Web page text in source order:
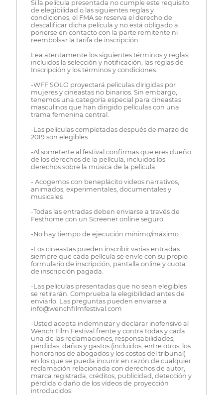
Si la película presentada no cumple este requisito
de elegibilidad o las siguientes reglas y
condiciones, el FMA se reserva el derecho de
descalificar dicha película y no está obligado a
ponerse en contacto con la parte remitente ni
reembolsar la tarifa de inscripción.
Lea atentamente los siguientes términos y reglas,
incluidos la selección y notificación, las reglas de
Inscripción y los términos y condiciones.
-WFF SOLO proyectará películas dirigidas por
mujeres y cineastas no binarios. Sin embargo,
tenemos una categoría especial para cineastas
masculinos que han dirigido películas con una
trama femenina central.
-Las películas completadas después de marzo de
2019 son elegibles.
-Al someterte al festival confirmas que eres dueño
de los derechos de la película, incluidos los
derechos sobre la música de la película.
- Acogemos con beneplácito videos narrativos,
animados, experimentales, documentales y
musicales
-Todas las entradas deben enviarse a través de
Festhome con un Screener online seguro.
-No hay tiempo de ejecución mínimo/máximo.
-Los cineastas pueden inscribir varias entradas
siempre que cada película se envíe con su propio
formulario de inscripción, pantalla online y cuota
de inscripción pagada.
-Las películas presentadas que no sean elegibles
se retirarán. Comprueba la elegibilidad antes de
enviarlo. Las preguntas pueden enviarse a
info@wenchfilmfestival.com
-Usted acepta indemnizar y declarar inofensivo al
Wench Film Festival frente y contra todas y cada
una de las reclamaciones, responsabilidades,
pérdidas, daños y gastos (incluidos, entre otros, los
honorarios de abogados y los costos del tribunal)
en los que se pueda incurrir en razón de cualquier
reclamación relacionada con derechos de autor,
marca registrada, créditos, publicidad, detección y
pérdida o daño de los vídeos de proyección
introducidos.